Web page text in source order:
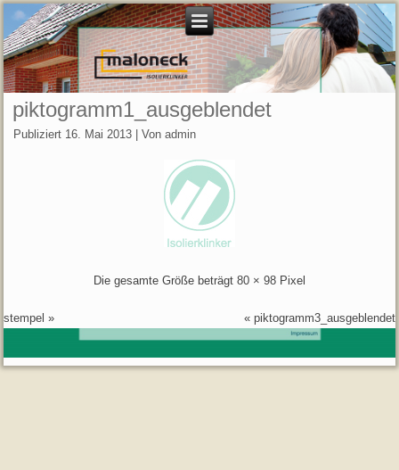
piktogramm1_ausgeblendet
Publiziert 16. Mai 2013 |Von admin
Die gesamte Größe beträgt 80 × 98 Pixel
stempel » « piktogramm3_ausgeblendet